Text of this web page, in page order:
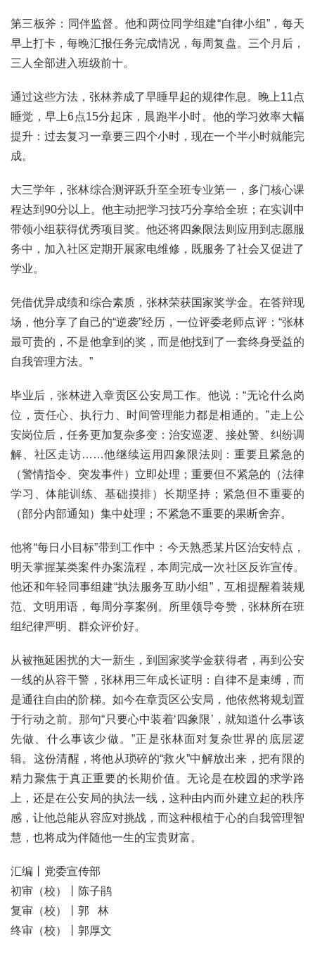
第三板斧：同伴监督。他和两位同学组建“自律小组”，每天
早上打卡，每晚汇报任务完成情况，每周复盘。三个月后，
三人全部进入班级前十。
通过这些方法，张林养成了早睡早起的规律作息。晚上11点
睡觉，早上6点15分起床，晨跑半小时。他的学习效率大幅
提升：过去复习一章要三四个小时，现在一个半小时就能完
成。
大三学年，张林综合测评跃升至全班专业第一，多门核心课
程达到90分以上。他主动把学习技巧分享给全班；在实训中
带领小组获得优秀项目奖。他还将四象限法则应用到志愿服
务中，加入社区定期开展家电维修，既服务了社会又促进了
学业。
凭借优异成绩和综合素质，张林荣获国家奖学金。在答辩现
场，他分享了自己的“逆袭”经历，一位评委老师点评：“张林
最可贵的，不是他拿到的奖，而是他找到了一套终身受益的
自我管理方法。”
毕业后，张林进入章贡区公安局工作。他说：“无论什么岗
位，责任心、执行力、时间管理能力都是相通的。”走上公
安岗位后，任务更加复杂多变：治安巡逻、接处警、纠纷调
解、社区走访……他继续运用四象限法则：重要且紧急的
（警情指令、突发事件）立即处理；重要但不紧急的（法律
学习、体能训练、基础摸排）长期坚持；紧急但不重要的
（部分内部通知）集中处理；不紧急不重要的果断舍弃。
他将“每日小目标”带到工作中：今天熟悉某片区治安特点，
明天掌握某类案件办案流程，本周完成一次社区反诈宣传。
他还和年轻同事组建“执法服务互助小组”，互相提醒着装规
范、文明用语，每周分享案例。所里领导夸赞，张林所在班
组纪律严明、群众评价好。
从被拖延困扰的大一新生，到国家奖学金获得者，再到公安
一线的从容干警，张林用三年成长证明：自律不是束缚，而
是通往自由的阶梯。如今在章贡区公安局，他依然将规划置
于行动之前。那句“只要心中装着‘四象限’，就知道什么事该
先做、什么事该少做。”正是张林面对复杂世界的底层逻
辑。这份清醒，将他从琐碎的“救火”中解放出来，把有限的
精力聚焦于真正重要的长期价值。无论是在校园的求学路
上，还是在公安局的执法一线，这种由内而外建立起的秩序
感，让他总能从容应对挑战，而这种根植于心的自我管理智
慧，也将成为伴随他一生的宝贵财富。
汇编丨党委宣传部
初审（校）丨陈子鹃
复审（校）丨郭 林
终审（校）丨郭厚文